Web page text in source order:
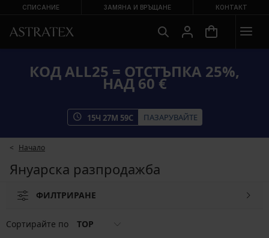
СПИСАНИЕ ЗАМЯНА И ВРЪЩАНЕ КОНТАКТ
КОД ALL25 = ОТСТЪПКА 25%,
НАД 60 €
15Ч 27М 59С ПАЗАРУВАЙТЕ
Начало
Януарска разпродажба
ФИЛТРИРАНЕ
Сортирайте по TOP